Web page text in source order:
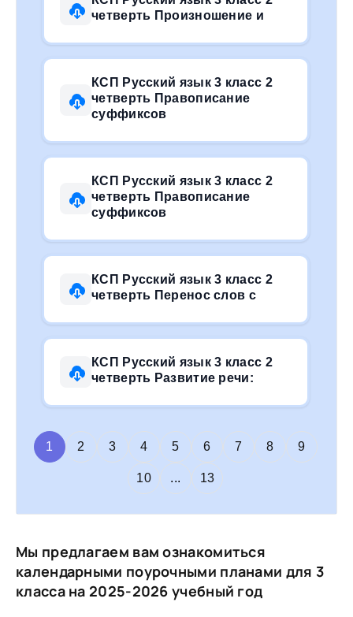
четверть Произношение и
КСП Русский язык 3 класс 2
четверть Правописание
суффиксов
КСП Русский язык 3 класс 2
четверть Правописание
суффиксов
КСП Русский язык 3 класс 2
четверть Перенос слов с
КСП Русский язык 3 класс 2
четверть Развитие речи:
1 2 3 4 5 6 7 8 9
10 ... 13
Мы предлагаем вам ознакомиться
календарными поурочными планами для 3
класса на 2025-2026 учебный год